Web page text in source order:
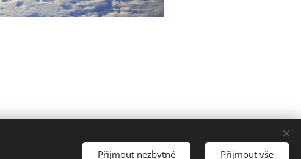
Přijmout nezbytné Přijmout vše